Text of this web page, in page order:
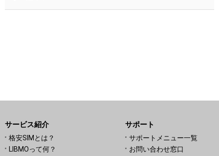
サービス紹介
格安SIMとは？
LIBMOって何？
サポート
サポートメニュー一覧
お問い合わせ窓口